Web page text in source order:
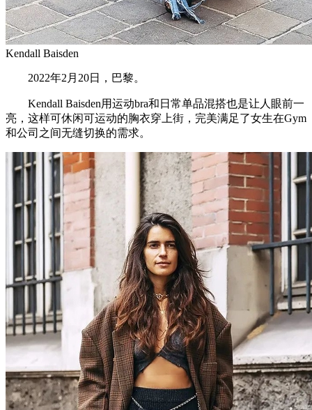
Kendall Baisden
2022年2月20日，巴黎。
Kendall Baisden用运动bra和日常单品混搭也是让人眼前一
亮，这样可休闲可运动的胸衣穿上街，完美满足了女生在Gym
和公司之间无缝切换的需求。